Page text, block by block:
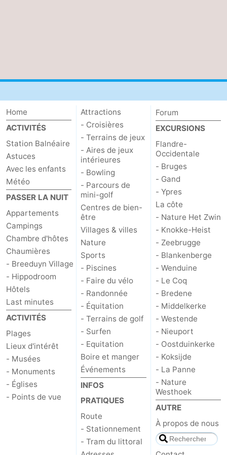
Home
ACTIVITÉS
Station Balnéaire
Astuces
Avec les enfants
Météo
PASSER LA NUIT
Appartements
Campings
Chambre d'hôtes
Chaumières
- Breeduyn Village
- Hippodroom
Hôtels
Last minutes
ACTIVITÉS
Plages
Lieux d'intérêt
- Musées
- Monuments
- Églises
- Points de vue
Attractions
- Croisières
- Terrains de jeux
- Aires de jeux
intérieures
- Bowling
- Parcours de
mini-golf
Centres de bien-
être
Villages & villes
Nature
Sports
- Piscines
- Faire du vélo
- Randonnée
- Équitation
- Terrains de golf
- Surfen
- Equitation
Boire et manger
Événements
INFOS
PRATIQUES
Route
- Stationnement
- Tram du littoral
Forum
EXCURSIONS
Flandre-
Occidentale
- Bruges
- Gand
- Ypres
La côte
- Nature Het Zwin
- Knokke-Heist
- Zeebrugge
- Blankenberge
- Wenduine
- Le Coq
- Bredene
- Middelkerke
- Westende
- Nieuport
- Oostduinkerke
- Koksijde
- La Panne
- Nature
Westhoek
AUTRE
À propos de nous